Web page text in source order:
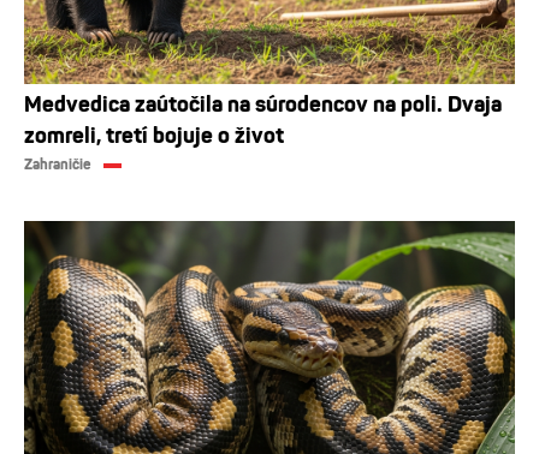
Medvedica zaútočila na súrodencov na poli. Dvaja
zomreli, tretí bojuje o život
Zahraničie